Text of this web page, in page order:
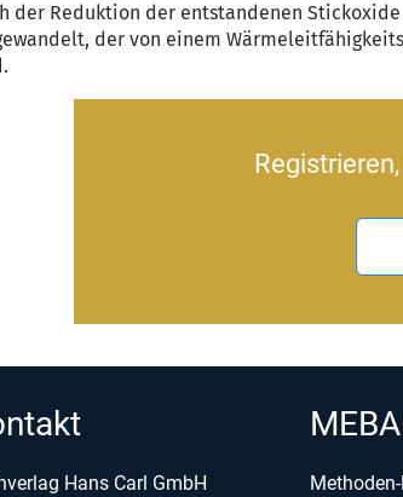
der Reduktion der entstandenen
der von einem
Hans Carl GmbH